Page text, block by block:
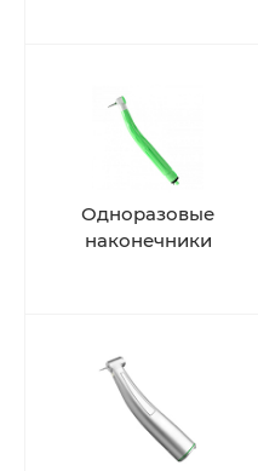
Одноразовые
наконечники